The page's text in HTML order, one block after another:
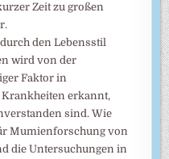
Zeit zu großen
den Lebensstil
wird von der
Faktor in
erkannt,
sind. Wie
Mumienforschung von
die Untersuchungen in